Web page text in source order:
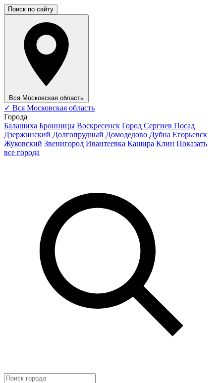
Поиск по сайту
Вся Московская область
✓ Вся Московская область
Города
Балашиха Бронницы Воскресенск Город Сергиев Посад
Дзержинский Долгопрудный Домодедово Дубна Егорьевск
Жуковский Звенигород Ивантеевка Кашира Клин Показать
все города